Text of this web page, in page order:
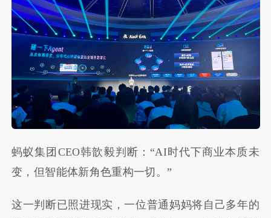
蚂蚁集团CEO韩歆毅判断：“AI时代下商业本质未
变，但智能体新角色重构一切。”
这一判断已照进现实，一位普通妈妈将自己多年的